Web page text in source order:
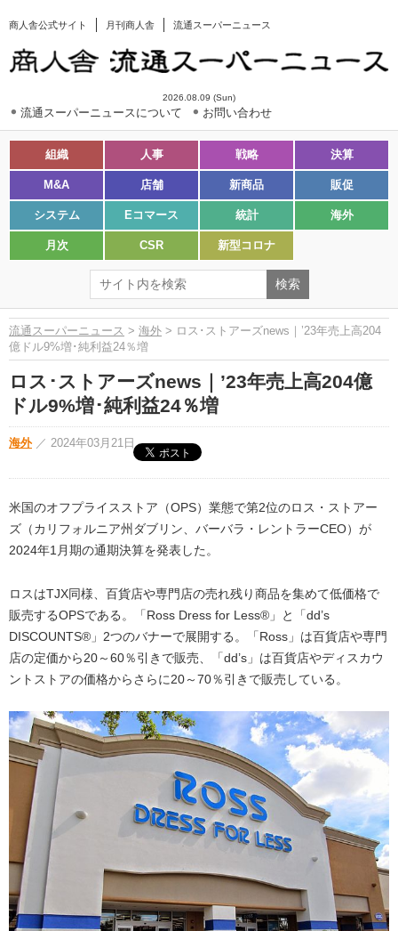
商人舎公式サイト 月刊商人舎 流通スーパーニュース
2026.08.09 (Sun)
流通スーパーニュースについて お問い合わせ
組織 人事 戦略 決算
M&A 店舗 新商品 販促
システム Eコマース 統計 海外
月次 CSR 新型コロナ
流通スーパーニュース > 海外 > ロス･ストアーズnews｜’23年売上高204
億ドル9%増･純利益24％増
ロス･ストアーズnews｜’23年売上高204億
ドル9%増･純利益24％増
海外 ／ 2024年03月21日
米国のオフプライスストア（OPS）業態で第2位のロス・ストアー
ズ（カリフォルニア州ダブリン、バーバラ・レントラーCEO）が
2024年1月期の通期決算を発表した。
ロスはTJX同様、百貨店や専門店の売れ残り商品を集めて低価格で
販売するOPSである。「Ross Dress for Less® 」と「dd’s
DISCOUNTS® 」2つのバナーで展開する。「Ross」は百貨店や専門
店の定価から20～60％引きで販売、「dd’s」は百貨店やディスカウ
ントストアの価格からさらに20～70％引きで販売している。